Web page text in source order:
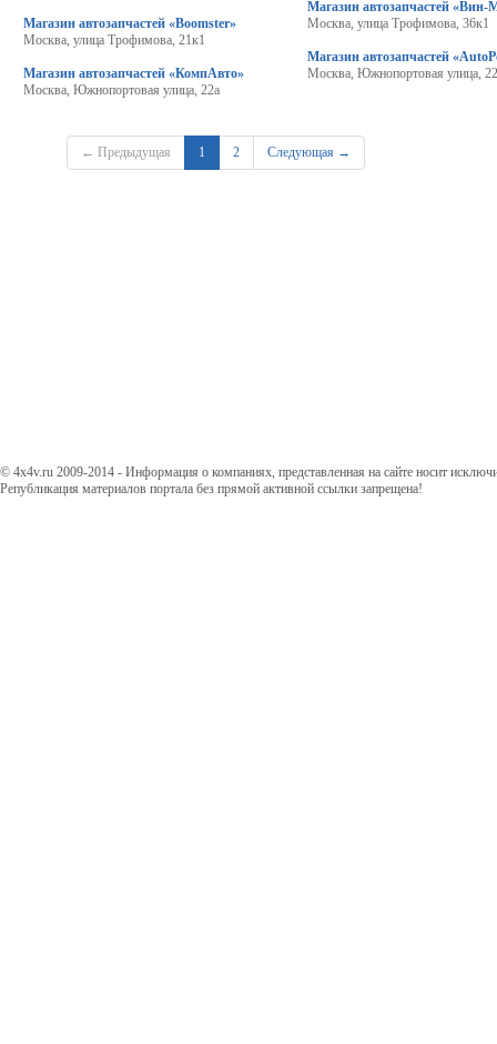
Магазин автозапчастей «Boomster»
Москва, улица Трофимова, 21к1
Магазин автозапчастей «КомпАвто»
Москва, Южнопортовая улица, 22а
Магазин автозапчастей «Вин-
Москва, улица Трофимова, 36к1
Магазин автозапчастей
Москва, Южнопортовая улица,
← Предыдущая 1 2 Следующая →
© 4x4v.ru 2009-2014 - Информация о компаниях, представленная на сайте носит
Републикация материалов портала без прямой активной ссылки запрещена!